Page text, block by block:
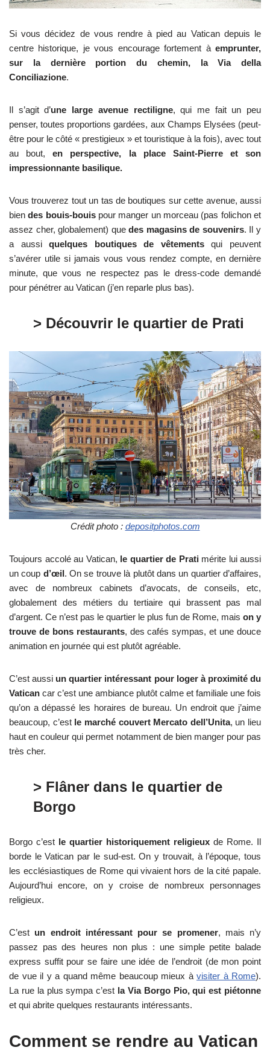
Si vous décidez de vous rendre à pied au Vatican depuis le
centre historique, je vous encourage fortement à emprunter,
sur la dernière portion du chemin, la Via della
Conciliazione.
Il s’agit d’une large avenue rectiligne, qui me fait un peu
penser, toutes proportions gardées, aux Champs Elysées (peut-
être pour le côté « prestigieux » et touristique à la fois), avec tout
au bout, en perspective, la place Saint-Pierre et son
impressionnante basilique.
Vous trouverez tout un tas de boutiques sur cette avenue, aussi
biendes bouis-bouispour manger un morceau (pas folichon et
assez cher, globalement) quedes magasins de souvenirs. Il y
a aussiquelques boutiques de vêtementsqui peuvent
s’avérer utile si jamais vous vous rendez compte, en dernière
minute, que vous ne respectez pas le dress-code demandé
pour pénétrer au Vatican (j’en reparle plus bas).
> Découvrir le quartier de Prati
Crédit photo : depositphotos.com
Toujours accolé au Vatican, le quartier de Pratimérite lui aussi
un coup d’œil. On se trouve là plutôt dans un quartier d’affaires,
avec de nombreux cabinets d’avocats, de conseils, etc,
globalement des métiers du tertiaire qui brassent pas mal
d’argent. Ce n’est pas le quartier le plus fun de Rome, mais on y
trouve de bons restaurants, des cafés sympas, et une douce
animation en journée qui est plutôt agréable.
C’est aussi un quartier intéressant pour loger à proximité du
Vatican car c’est une ambiance plutôt calme et familiale une fois
qu’on a dépassé les horaires de bureau. Un endroit que j’aime
beaucoup, c’est le marché couvert Mercato dell’Unita, un lieu
haut en couleur qui permet notamment de bien manger pour pas
très cher.
> Flâner dans le quartier de
Borgo
Borgo c’est le quartier historiquement religieux de Rome. Il
borde le Vatican par le sud-est. On y trouvait, à l’époque, tous
les ecclésiastiques de Rome qui vivaient hors de la cité papale.
Aujourd’hui encore, on y croise de nombreux personnages
religieux.
C’est un endroit intéressant pour se promener, mais n’y
passez pas des heures non plus : une simple petite balade
express suffit pour se faire une idée de l’endroit (de mon point
de vue il y a quand même beaucoup mieux à visiter à Rome).
La rue la plus sympa c’est la Via Borgo Pio, qui est piétonne
et qui abrite quelques restaurants intéressants.
Comment se rendre au Vatican